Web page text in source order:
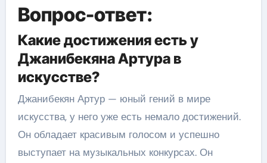
Вопрос-ответ:
Какие достижения есть у
Джанибекяна Артура в
искусстве?
Джанибекян Артур — юный гений в мире
искусства, у него уже есть немало достижений.
Он обладает красивым голосом и успешно
выступает на музыкальных конкурсах. Он